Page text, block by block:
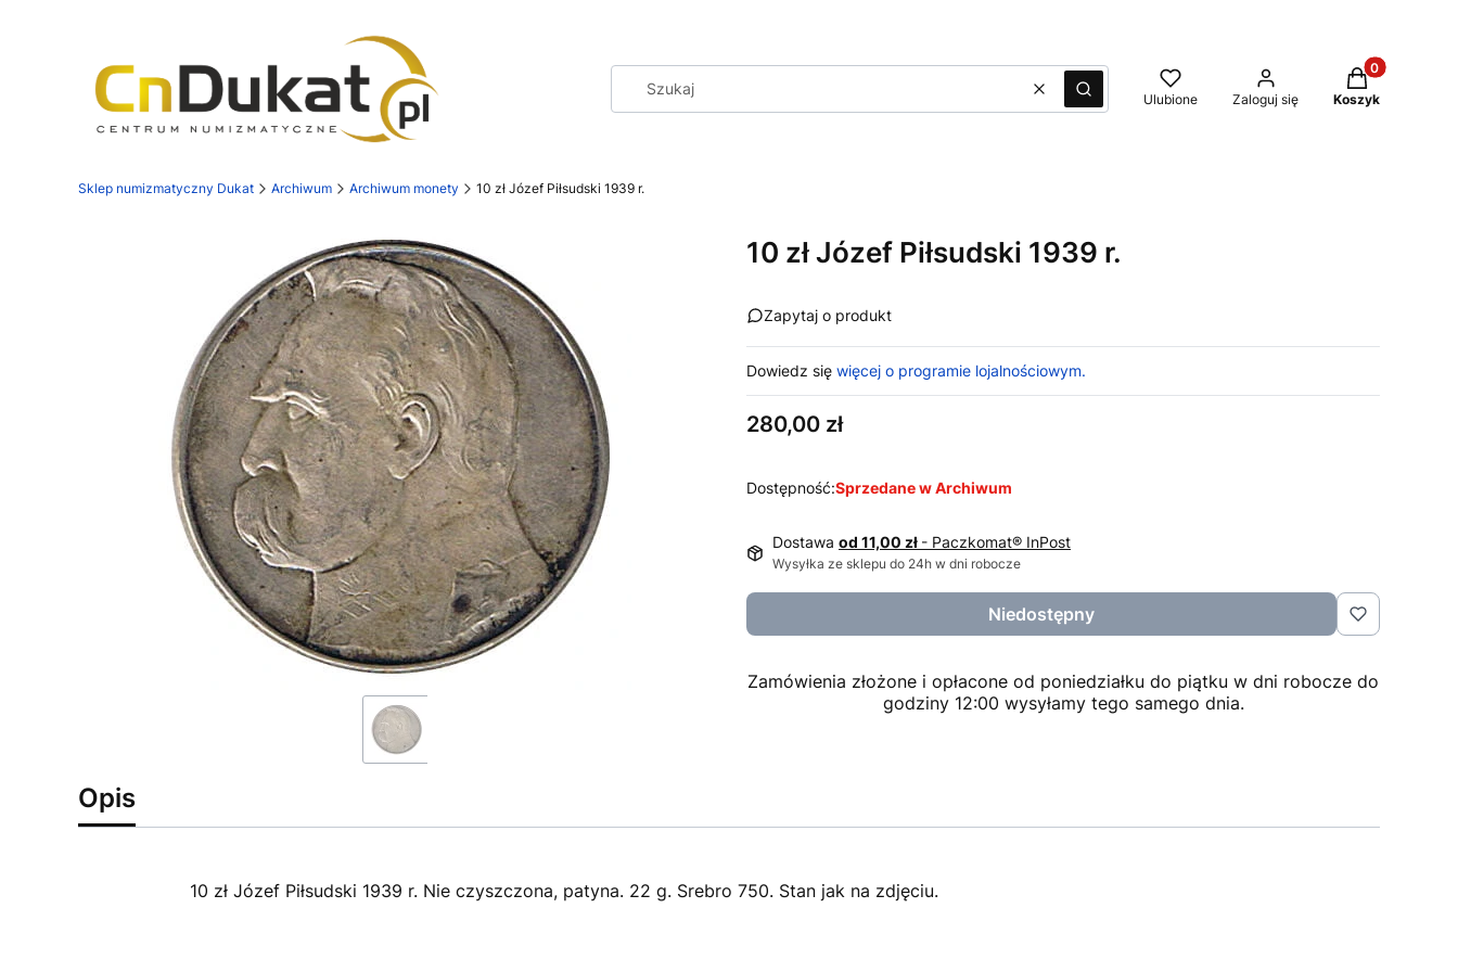
WyczyśćSzukaj Ulubione Zaloguj się
Produkty w
Koszyk
Sklep numizmatyczny Dukat Archiwum Archiwum monety 10 zł Józef Piłsudski 1939 r.
10 zł Józef Piłsudski 1939 r.
Zapytaj o produkt
Dowiedz się więcej o programie lojalnościowym.
Cena
280,00 zł
Dostępność:Sprzedane w Archiwum
Dostawa od 11,00 zł - Paczkomat® InPost
Wysyłka ze sklepu do 24h w dni robocze
Niedostępny
Zamówienia złożone i opłacone od poniedziałku do piątku w dni robocze do
godziny 12:00 wysyłamy tego samego dnia.
Opis
10 zł Józef Piłsudski 1939 r. Nie czyszczona, patyna. 22 g. Srebro 750. Stan jak na zdjęciu.